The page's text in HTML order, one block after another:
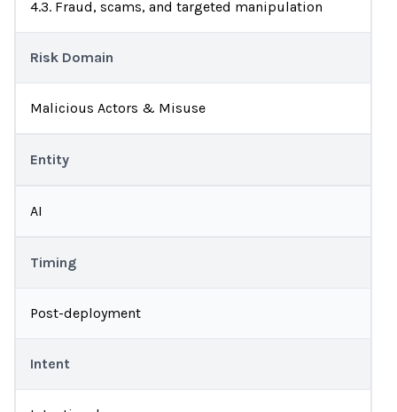
4.3. Fraud, scams, and targeted manipulation
Risk Domain
Malicious Actors & Misuse
Entity
AI
Timing
Post-deployment
Intent